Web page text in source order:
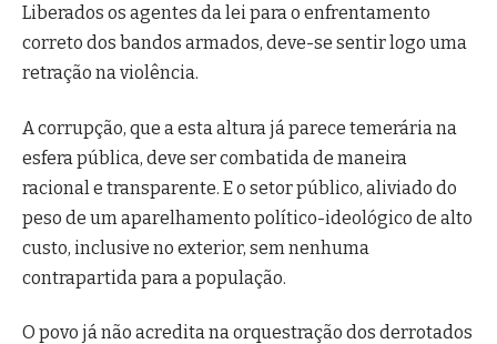
Liberados os agentes da lei para o enfrentamento
correto dos bandos armados, deve-se sentir logo uma
retração na violência.
A corrupção, que a esta altura já parece temerária na
esfera pública, deve ser combatida de maneira
racional e transparente. E o setor público, aliviado do
peso de um aparelhamento político-ideológico de alto
custo, inclusive no exterior, sem nenhuma
contrapartida para a população.
O povo já não acredita na orquestração dos derrotados